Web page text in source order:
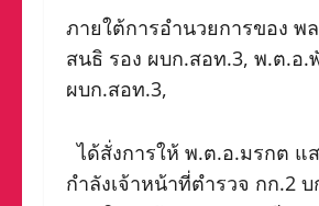
ภายใต้การอำนวยการของ
สนธิ รอง ผบก.สอท.3, พ.ต.อ
ผบก.สอท.3,
ได้สั่งการให้ พ.ต.อ.มรกต
กำลังเจ้าหน้าที่ตำรวจ กก.2